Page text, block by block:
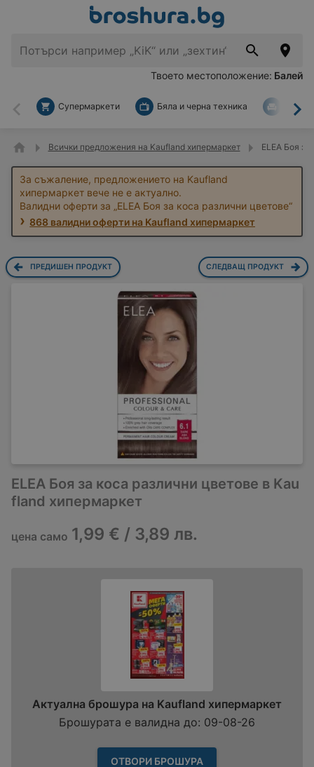
Твоето местоположение: Балей
Назад
Супермаркети Бяла и черна техника За
Всички предложения на Kaufland хипермаркет ELEA Боя
За съжаление, предложението на Kaufland
хипермаркет вече не е актуално.
Валидни оферти за „ELEA Боя за коса различни цветове“
868 валидни оферти на Kaufland хипермаркет
ПРЕДИШЕН ПРОДУКТ СЛЕДВАЩ ПРОДУКТ
ELEA Боя за коса различни цветове в Kau
fland хипермаркет
цена само 1,99 € / 3,89 лв.
Актуална брошура на Kaufland хипермаркет
Брошурата е валидна до: 09-08-26
ОТВОРИ БРОШУРА